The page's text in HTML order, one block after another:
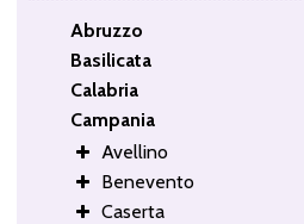
Abruzzo
Basilicata
Calabria
Campania
Avellino
Benevento
Caserta